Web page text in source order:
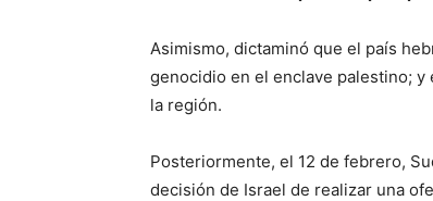
Asimismo, dictaminó que el país
genocidio en el enclave palestino; y
la región.
Posteriormente, el 12 de febrero,
decisión de Israel de realizar una